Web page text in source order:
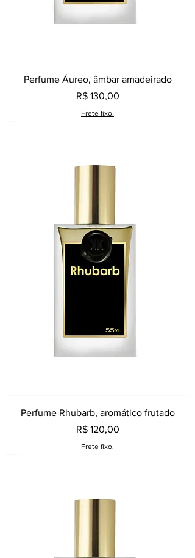
Perfume Áureo, âmbar amadeirado
Preço
R$ 130,00
Frete fixo.
Perfume Rhubarb, aromático frutado
Preço
R$ 120,00
Frete fixo.